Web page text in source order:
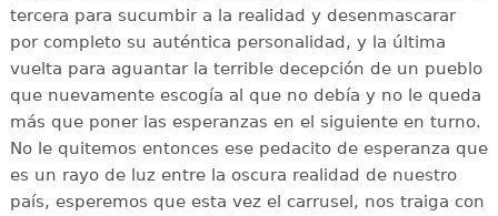
tercera para sucumbir a la realidad y desenmascarar
por completo su auténtica personalidad, y la última
vuelta para aguantar la terrible decepción de un pueblo
que nuevamente escogía al que no debía y no le queda
más que poner las esperanzas en el siguiente en turno.
No le quitemos entonces ese pedacito de esperanza que
es un rayo de luz entre la oscura realidad de nuestro
país, esperemos que esta vez el carrusel, nos traiga con